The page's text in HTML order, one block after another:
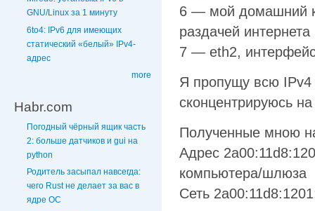
GNU/Linux за 1 минуту
6to4: IPv6 для имеющих
статический «белый» IPv4-
адрес
more
Habr.com
Погодный чёрный ящик часть
2: больше датчиков и gui на
python
Родитель засыпал навсегда:
чего Rust не делает за вас в
ядре ОС
6 — мой домашний
раздачей
7 — eth2,
Я пропущу всю IPv4
сконцентрируюсь
Полученные мною
Адрес
компьютера/шлюза
Сеть